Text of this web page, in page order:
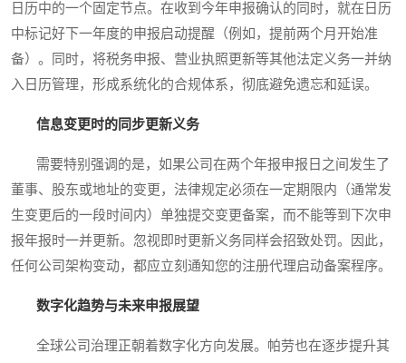
日历中的一个固定节点。在收到今年申报确认的同时，就在日历
中标记好下一年度的申报启动提醒（例如，提前两个月开始准
备）。同时，将税务申报、营业执照更新等其他法定义务一并纳
入日历管理，形成系统化的合规体系，彻底避免遗忘和延误。
信息变更时的同步更新义务
需要特别强调的是，如果公司在两个年报申报日之间发生了
董事、股东或地址的变更，法律规定必须在一定期限内（通常发
生变更后的一段时间内）单独提交变更备案，而不能等到下次申
报年报时一并更新。忽视即时更新义务同样会招致处罚。因此，
任何公司架构变动，都应立刻通知您的注册代理启动备案程序。
数字化趋势与未来申报展望
全球公司治理正朝着数字化方向发展。帕劳也在逐步提升其